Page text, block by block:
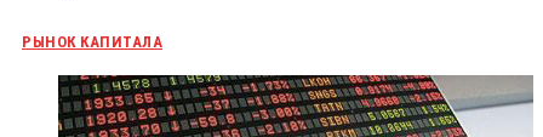
РЫНОК КАПИТАЛА